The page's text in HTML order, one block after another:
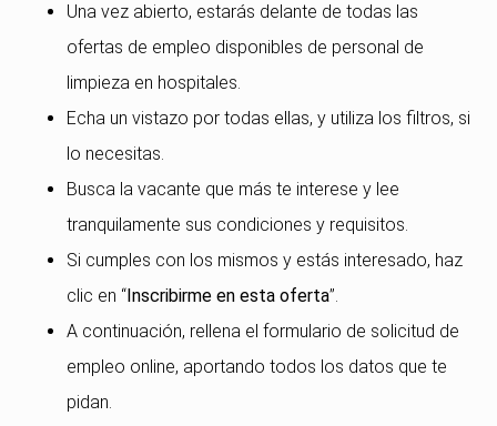
Una vez abierto, estarás delante de todas las
ofertas de empleo disponibles de personal de
limpieza en hospitales.
Echa un vistazo por todas ellas, y utiliza los filtros, si
lo necesitas.
Busca la vacante que más te interese y lee
tranquilamente sus condiciones y requisitos.
Si cumples con los mismos y estás interesado, haz
clic en “ Inscribirme en esta oferta”.
A continuación, rellena el formulario de solicitud de
empleo online, aportando todos los datos que te
pidan.